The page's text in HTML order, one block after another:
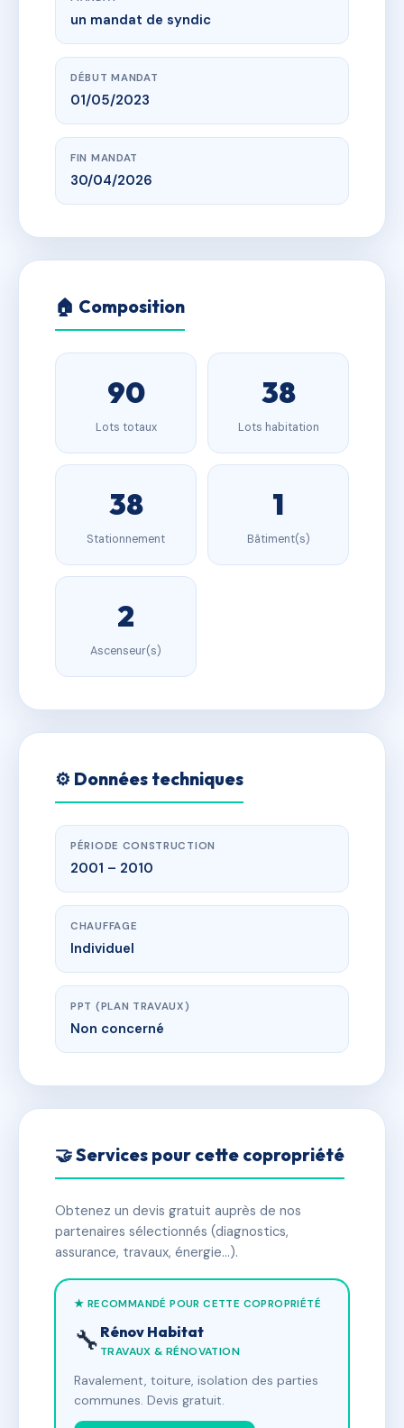
un mandat de syndic
DÉBUT MANDAT
01/05/2023
FIN MANDAT
30/04/2026
🏠 Composition
90
Lots totaux
38
Lots habitation
38
Stationnement
1
Bâtiment(s)
2
Ascenseur(s)
⚙️ Données techniques
PÉRIODE CONSTRUCTION
2001 – 2010
CHAUFFAGE
Individuel
PPT (PLAN TRAVAUX)
Non concerné
🤝 Services pour cette copropriété
Obtenez un devis gratuit auprès de nos
partenaires sélectionnés (diagnostics,
assurance, travaux, énergie…).
★ RECOMMANDÉ POUR CETTE COPROPRIÉTÉ
🔧 Rénov Habitat
TRAVAUX & RÉNOVATION
Ravalement, toiture, isolation des parties
communes. Devis gratuit.